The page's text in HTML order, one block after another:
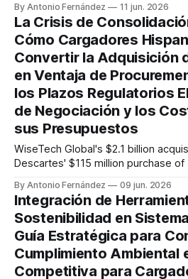
teórico - es el coste real que los
enfrentarán por cada tonelada de
By Antonio Fernández 11 jun. 2026
La Crisis de
Cómo Cargadores
Convertir la Adquisición
en Ventaja de
los Plazos Regulatorios
de Negociación y los
sus Presupuestos
WiseTech Global's $2.1 billion
Descartes' $115 million purchase of
responsables de compras de
Latinoamérica enfrentan una
rápidamente. La medida específica
By Antonio Fernández 09 jun. 2026
Integración de
Sostenibilidad en
Guía Estratégica para
Cumplimiento Ambiental
Competitiva para